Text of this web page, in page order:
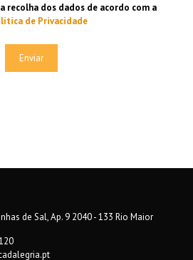
recolha dos dados de acordo com a
de Privacidade
de Sal, Ap. 9 2040 - 133 Rio Maior